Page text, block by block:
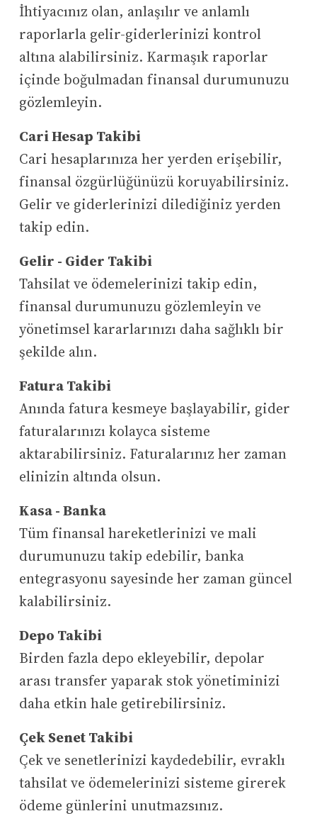
İhtiyacınız olan, anlaşılır ve anlamlı
raporlarla gelir-giderlerinizi kontrol
altına alabilirsiniz. Karmaşık raporlar
içinde boğulmadan finansal durumunuzu
gözlemleyin.
Cari Hesap Takibi
Cari hesaplarınıza her yerden erişebilir,
finansal özgürlüğünüzü koruyabilirsiniz.
Gelir ve giderlerinizi dilediğiniz yerden
takip edin.
Gelir - Gider Takibi
Tahsilat ve ödemelerinizi takip edin,
finansal durumunuzu gözlemleyin ve
yönetimsel kararlarınızı daha sağlıklı bir
şekilde alın.
Fatura Takibi
Anında fatura kesmeye başlayabilir, gider
faturalarınızı kolayca sisteme
aktarabilirsiniz. Faturalarınız her zaman
elinizin altında olsun.
Kasa - Banka
Tüm finansal hareketlerinizi ve mali
durumunuzu takip edebilir, banka
entegrasyonu sayesinde her zaman güncel
kalabilirsiniz.
Depo Takibi
Birden fazla depo ekleyebilir, depolar
arası transfer yaparak stok yönetiminizi
daha etkin hale getirebilirsiniz.
Çek Senet Takibi
Çek ve senetlerinizi kaydedebilir, evraklı
tahsilat ve ödemelerinizi sisteme girerek
ödeme günlerini unutmazsınız.